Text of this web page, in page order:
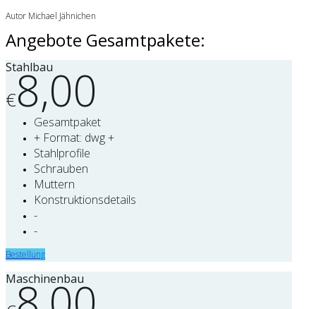
Autor Michael Jähnichen
Angebote Gesamtpakete:
Stahlbau
€8,00
Gesamtpaket
+ Format: dwg +
Stahlprofile
Schrauben
Muttern
Konstruktionsdetails
-
-
Bestellung
Maschinenbau